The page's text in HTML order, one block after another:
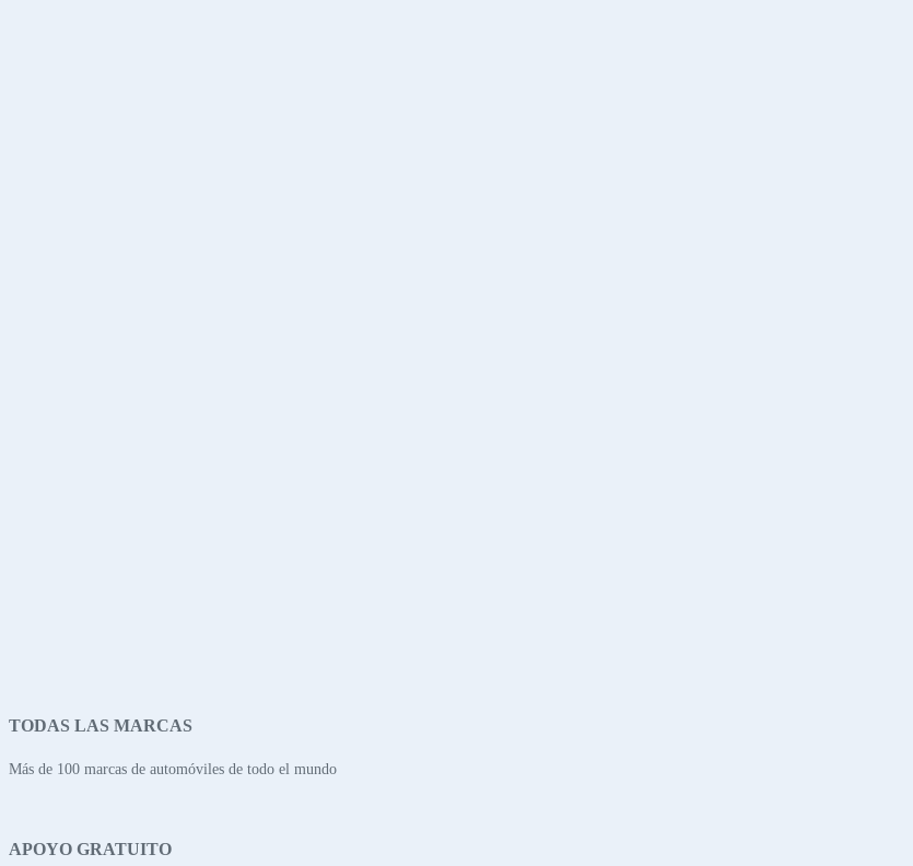
TODAS LAS MARCAS
Más de 100 marcas de automóviles de todo el mundo
APOYO GRATUITO